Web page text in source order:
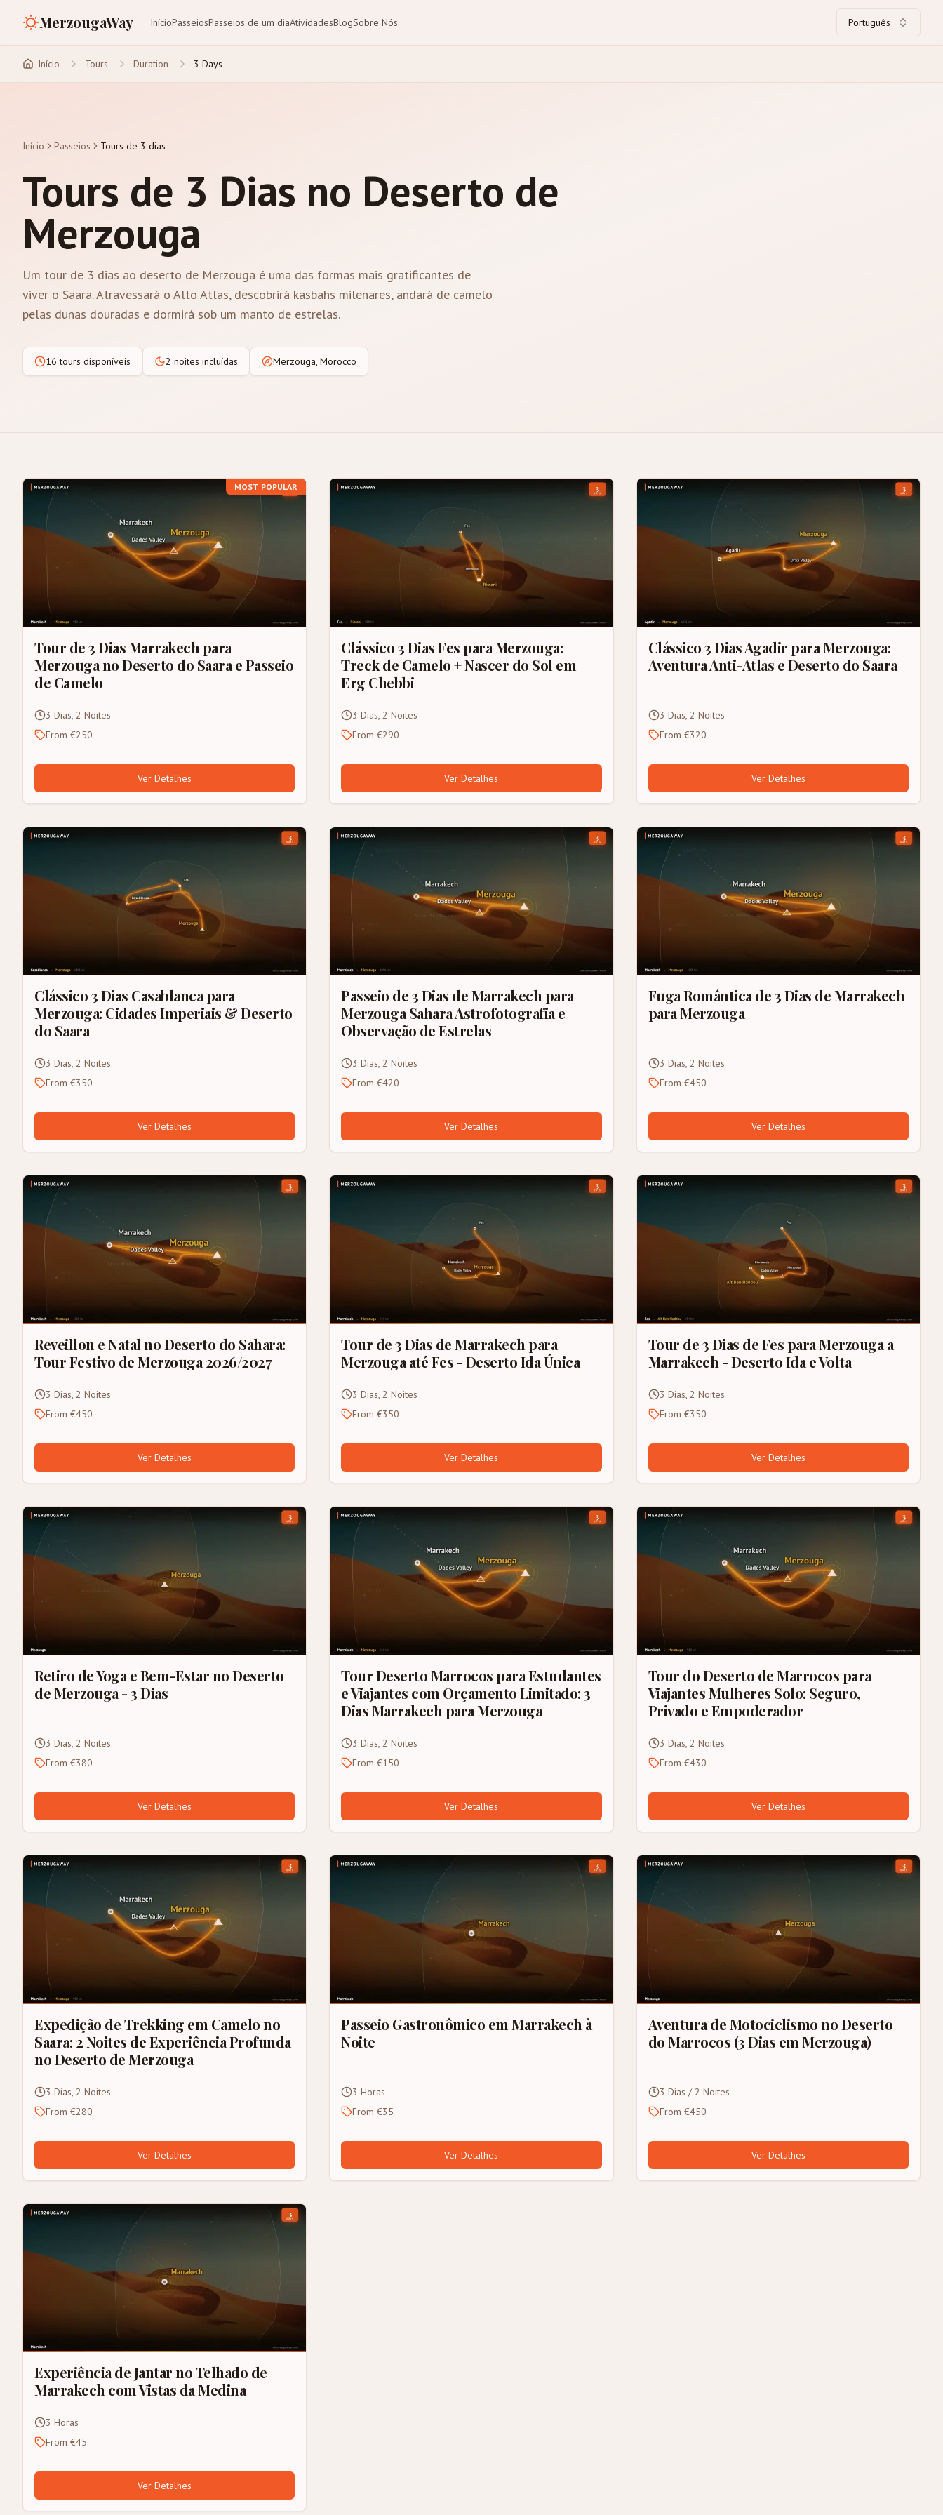
MerzougaWay InícioPasseiosPasseios de um diaAtividadesBlogSobre Nós Português
Início Tours Duration 3 Days
Início Passeios Tours de 3 dias
Tours de 3 Dias no Deserto de
Merzouga
Um tour de 3 dias ao deserto de Merzouga é uma das formas mais gratificantes de
viver o Saara. Atravessará o Alto Atlas, descobrirá kasbahs milenares, andará de camelo
pelas dunas douradas e dormirá sob um manto de estrelas.
16 tours disponíveis 2 noites incluídas Merzouga, Morocco
MOST POPULAR
Tour de 3 Dias Marrakech para
Merzouga no Deserto do Saara e Passeio
de Camelo
3 Dias, 2 Noites
From €250
Ver Detalhes
Clássico 3 Dias Fes para Merzouga:
Treck de Camelo + Nascer do Sol em
Erg Chebbi
3 Dias, 2 Noites
From €290
Ver Detalhes
Clássico 3 Dias Agadir para Merzouga:
Aventura Anti-Atlas e Deserto do Saara
3 Dias, 2 Noites
From €320
Ver Detalhes
Clássico 3 Dias Casablanca para
Merzouga: Cidades Imperiais & Deserto
do Saara
3 Dias, 2 Noites
From €350
Ver Detalhes
Passeio de 3 Dias de Marrakech para
Merzouga Sahara Astrofotografia e
Observação de Estrelas
3 Dias, 2 Noites
From €420
Ver Detalhes
Fuga Romântica de 3 Dias de Marrakech
para Merzouga
3 Dias, 2 Noites
From €450
Ver Detalhes
Reveillon e Natal no Deserto do Sahara:
Tour Festivo de Merzouga 2026/2027
3 Dias, 2 Noites
From €450
Ver Detalhes
Tour de 3 Dias de Marrakech para
Merzouga até Fes - Deserto Ida Única
3 Dias, 2 Noites
From €350
Ver Detalhes
Tour de 3 Dias de Fes para Merzouga a
Marrakech - Deserto Ida e Volta
3 Dias, 2 Noites
From €350
Ver Detalhes
Retiro de Yoga e Bem-Estar no Deserto
de Merzouga - 3 Dias
3 Dias, 2 Noites
From €380
Ver Detalhes
Tour Deserto Marrocos para Estudantes
e Viajantes com Orçamento Limitado: 3
Dias Marrakech para Merzouga
3 Dias, 2 Noites
From €150
Ver Detalhes
Tour do Deserto de Marrocos para
Viajantes Mulheres Solo: Seguro,
Privado e Empoderador
3 Dias, 2 Noites
From €430
Ver Detalhes
Expedição de Trekking em Camelo no
Saara: 2 Noites de Experiência Profunda
no Deserto de Merzouga
3 Dias, 2 Noites
From €280
Ver Detalhes
Passeio Gastronômico em Marrakech à
Noite
3 Horas
From €35
Ver Detalhes
Aventura de Motociclismo no Deserto
do Marrocos (3 Dias em Merzouga)
3 Dias / 2 Noites
From €450
Ver Detalhes
Experiência de Jantar no Telhado de
Marrakech com Vistas da Medina
3 Horas
From €45
Ver Detalhes